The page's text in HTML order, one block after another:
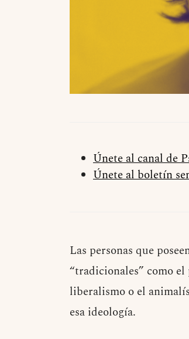
Únete al canal de
Únete al boletín
Las personas que
“tradicionales” como
liberalismo o el
esa ideología.